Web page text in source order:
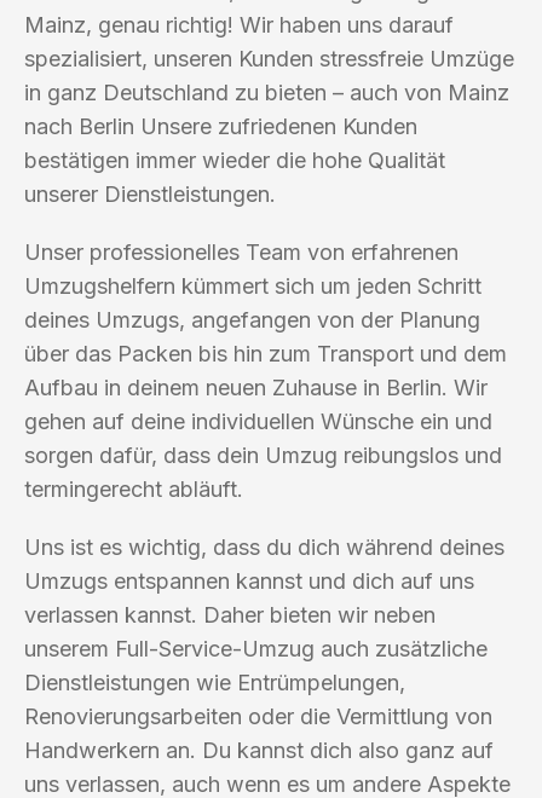
Mainz, genau richtig! Wir haben uns darauf
spezialisiert, unseren Kunden stressfreie Umzüge
in ganz Deutschland zu bieten – auch von Mainz
nach Berlin Unsere zufriedenen Kunden
bestätigen immer wieder die hohe Qualität
unserer Dienstleistungen.
Unser professionelles Team von erfahrenen
Umzugshelfern kümmert sich um jeden Schritt
deines Umzugs, angefangen von der Planung
über das Packen bis hin zum Transport und dem
Aufbau in deinem neuen Zuhause in Berlin. Wir
gehen auf deine individuellen Wünsche ein und
sorgen dafür, dass dein Umzug reibungslos und
termingerecht abläuft.
Uns ist es wichtig, dass du dich während deines
Umzugs entspannen kannst und dich auf uns
verlassen kannst. Daher bieten wir neben
unserem Full-Service-Umzug auch zusätzliche
Dienstleistungen wie Entrümpelungen,
Renovierungsarbeiten oder die Vermittlung von
Handwerkern an. Du kannst dich also ganz auf
uns verlassen, auch wenn es um andere Aspekte